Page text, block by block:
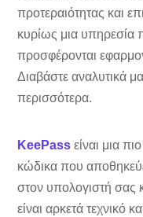
προτεραιότητας και
κυρίως μια υπηρεσία
προσφέρονται
Διαβάστε αναλυτικά
περισσότερα.
KeePass είναι μια
κώδικα που
στον υπολογιστή σας
είναι αρκετά τεχνικό